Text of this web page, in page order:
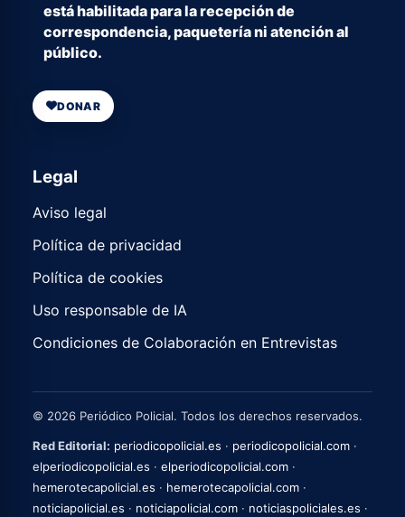
está habilitada para la recepción de
correspondencia, paquetería ni atención al
público.
DONAR
Legal
Aviso legal
Política de privacidad
Política de cookies
Uso responsable de IA
Condiciones de Colaboración en Entrevistas
© 2026 Periódico Policial. Todos los derechos reservados.
Red Editorial: periodicopolicial.es · periodicopolicial.com ·
elperiodicopolicial.es · elperiodicopolicial.com ·
hemerotecapolicial.es · hemerotecapolicial.com ·
noticiapolicial.es · noticiapolicial.com · noticiaspoliciales.es ·